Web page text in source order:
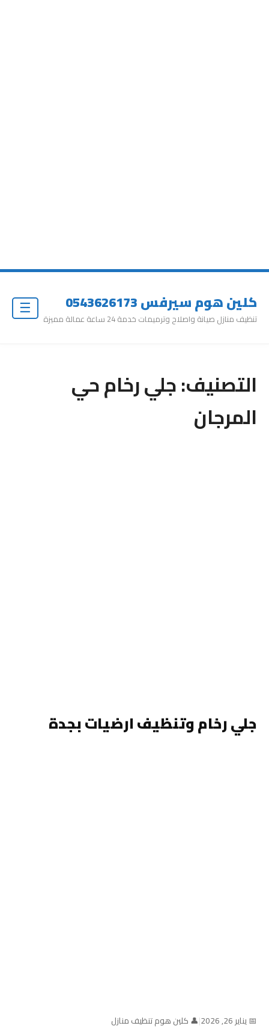
كلين هوم سيرفس 0543626173
تنظيف منازل صيانة واصلاح وترميمات خدمة 24 ساعة عمالة مميزة
التصنيف:جلي رخام حي
المرجان
جلي رخام وتنظيف ارضيات بجدة
📅 يناير 26, 2026 |👤 كلين هوم تنظيف منازل